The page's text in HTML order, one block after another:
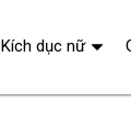
Kích dục nữ